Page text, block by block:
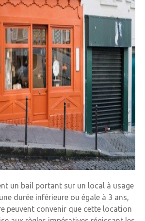
un bail portant sur un local à usage
durée inférieure ou égale à 3 ans,
peuvent convenir que cette location